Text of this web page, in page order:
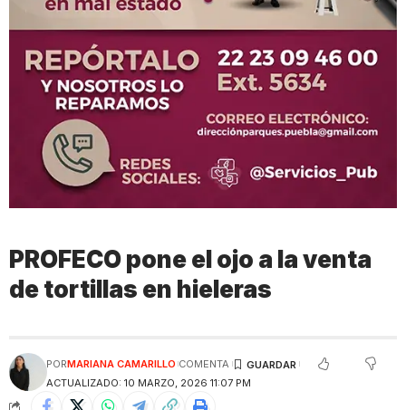
PROFECO pone el ojo a la venta
de tortillas en hieleras
ACTUALIZADO: 10 MARZO, 2026 11:07 PM
PORMARIANA CAMARILLO COMENTA